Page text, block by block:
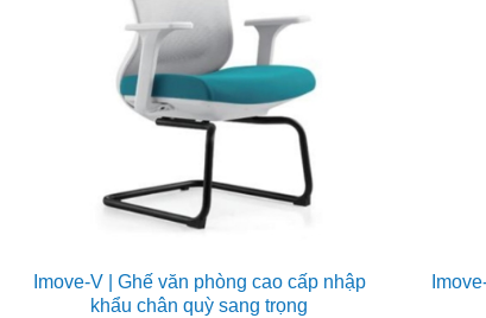
Imove-V | Ghế văn phòng cao cấp nhập
khẩu chân quỳ sang trọng